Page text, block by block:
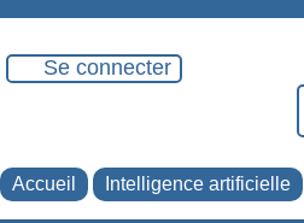
Se connecter
Accueil Intelligence artificielle